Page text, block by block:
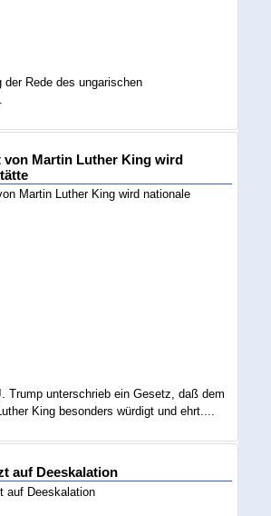
der Rede des ungarischen
Martin Luther King wird
Trump unterschrieb ein Gesetz, daß dem
King besonders würdigt und ehrt....
auf Deeskalation